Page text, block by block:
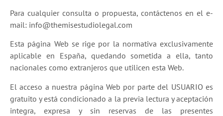
Para cualquier consulta o propuesta, contáctenos en el e-
mail: info@themisestudiolegal.com
Esta página Web se rige por la normativa exclusivamente
aplicable en España, quedando sometida a ella, tanto
nacionales como extranjeros que utilicen esta Web.
El acceso a nuestra página Web por parte del USUARIO es
gratuito y está condicionado a la previa lectura y aceptación
integra, expresa y sin reservas de las presentes